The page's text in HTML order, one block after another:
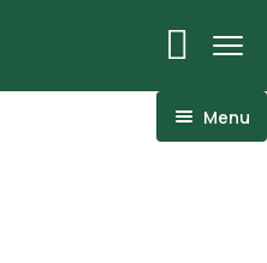
Menu